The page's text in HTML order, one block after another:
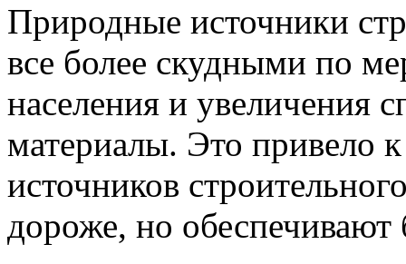
Природные источники
все более скудными по
населения и увеличения
материалы. Это привело
источников
дороже, но обеспечивают